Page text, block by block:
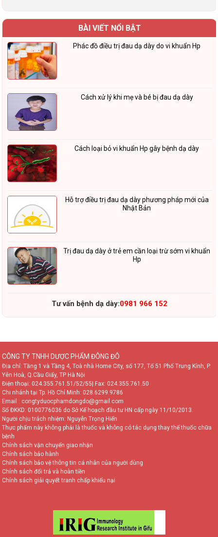
BÀI VIẾT NỔI BẬT
Phác đồ điều trị đau dạ dày do vi khuẩn Hp
Cách xử lý khi mẹ và bé bị đau dạ dày
Cách loại bỏ vi khuẩn Hp gây bệnh dạ dày
Hỗ trợ điều trị đau dạ dày phương pháp mới của
Nhật Bản
Trị đau dạ dày ở trẻ em cần loại trừ sớm vi khuẩn
Hp
Tư vấn bệnh dạ dày:0981 966 152
CÔNG TY TNHH DƯỢC PHẨM ĐÔNG ĐÔ
Địa chỉ: Tầng 1 và Tầng 4, Toà nhà Home City, số 177, Tổ 51 Phố Trung Kính, P.
Yên Hoà, Q.Cầu Giấy, TP Hà Nội
Điện thoại: 024.355.761.51/52/55
| Fax: 024.355.761.50
Chi nhánh tại Tp. Hồ Chí Minh: 028.6299.9786
Email : congtyduocphamdongdo@gmail.com
Số ĐKKD: 0100776036 do Sở Kế hoạch đầu tư HN cấp ngày 11/10/2013.
Người chịu trách nhiệm: Nguyễn Trọng Hiển
Thực phẩm này không phải là thuốc và không có tác dụng thay thế thuốc chữa
bệnh
Chính sách vận chuyển giao nhận
Chính sách bảo hành
Chính sách bảo vệ thông tin cá nhân của người dùng
Chính sách đổi trả và hoàn tiền
Chính sách giải quyết tranh chấp khiếu nại